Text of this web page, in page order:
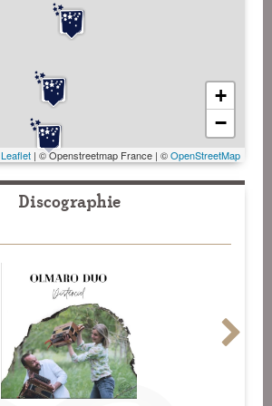
+
−
Leaflet | © Openstreetmap France | ©OpenStreetMap
Discographie